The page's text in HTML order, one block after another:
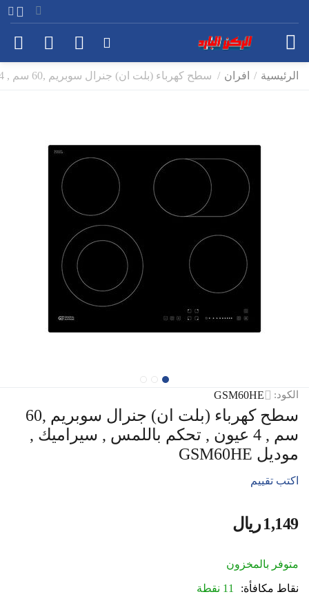
الرئيسية / افران / سطح كهرباء (بلت ان) جنرال سوبريم ,60 سم , 4 عيون , تحكم باللمس , سيراميك , موديل GSM60HE
الكود: GSM60HE
سطح كهرباء (بلت ان) جنرال سوبريم ,60
سم , 4 عيون , تحكم باللمس , سيراميك ,
موديل GSM60HE
اكتب تقييم
ريال‎ 1,149
متوفر بالمخزون
نقاط مكافأة: 11 نقطة